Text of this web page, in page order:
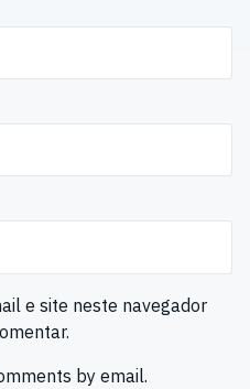
e site neste navegador
by email.